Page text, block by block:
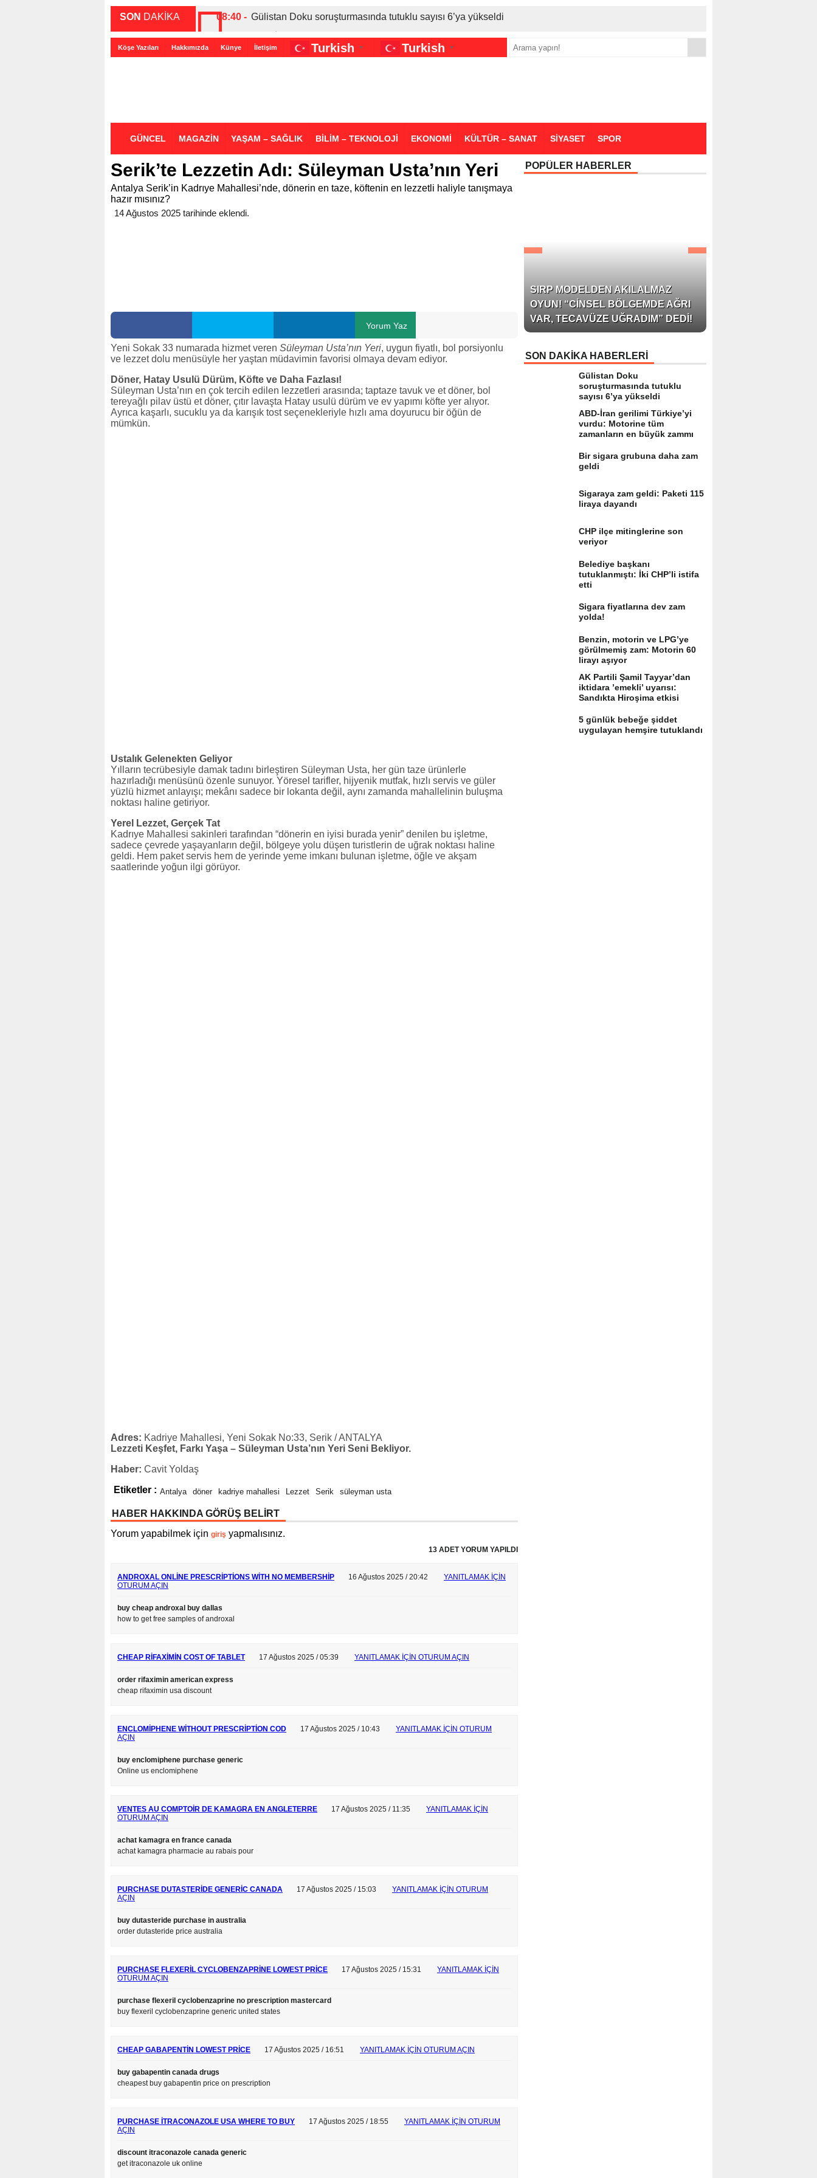
SON DAKİKA 08:40 - Gülistan Doku soruşturmasında tutuklu sayısı 6’ya yükseldi
00:27 - ABD-İran gerilimi Türkiye’yi vurdu: Motorine tüm zamanların en büyük zammı
00:35 - Bir sigara grubuna daha zam geldi
Köşe Yazıları Hakkımızda Künye İletişim Turkish ▼ Turkish ▼
GÜNCEL MAGAZİN YAŞAM – SAĞLIK BİLİM – TEKNOLOJİ EKONOMİ KÜLTÜR – SANAT SİYASET SPOR
Serik’te Lezzetin Adı: Süleyman Usta’nın Yeri
Antalya Serik’in Kadrıye Mahallesi’nde, dönerin en taze, köftenin en lezzetli haliyle tanışmaya
hazır mısınız?
14 Ağustos 2025 tarihinde eklendi.
Yorum Yaz
Yeni Sokak 33 numarada hizmet veren Süleyman Usta’nın Yeri, uygun fiyatlı, bol porsiyonlu
ve lezzet dolu menüsüyle her yaştan müdavimin favorisi olmaya devam ediyor.
Döner, Hatay Usulü Dürüm, Köfte ve Daha Fazlası!
Süleyman Usta’nın en çok tercih edilen lezzetleri arasında; taptaze tavuk ve et döner, bol
tereyağlı pilav üstü et döner, çıtır lavaşta Hatay usulü dürüm ve ev yapımı köfte yer alıyor.
Ayrıca kaşarlı, sucuklu ya da karışık tost seçenekleriyle hızlı ama doyurucu bir öğün de
mümkün.
Ustalık Gelenekten Geliyor
Yılların tecrübesiyle damak tadını birleştiren Süleyman Usta, her gün taze ürünlerle
hazırladığı menüsünü özenle sunuyor. Yöresel tarifler, hijyenik mutfak, hızlı servis ve güler
yüzlü hizmet anlayışı; mekânı sadece bir lokanta değil, aynı zamanda mahallelinin buluşma
noktası haline getiriyor.
Yerel Lezzet, Gerçek Tat
Kadrıye Mahallesi sakinleri tarafından “dönerin en iyisi burada yenir” denilen bu işletme,
sadece çevrede yaşayanların değil, bölgeye yolu düşen turistlerin de uğrak noktası haline
geldi. Hem paket servis hem de yerinde yeme imkanı bulunan işletme, öğle ve akşam
saatlerinde yoğun ilgi görüyor.
Adres: Kadriye Mahallesi, Yeni Sokak No:33, Serik / ANTALYA
Lezzeti Keşfet, Farkı Yaşa – Süleyman Usta’nın Yeri Seni Bekliyor.
Haber: Cavit Yoldaş
Etiketler : Antalya döner kadriye mahallesi Lezzet Serik süleyman usta
HABER HAKKINDA GÖRÜŞ BELİRT
Yorum yapabilmek için giriş yapmalısınız.
13 ADET YORUM YAPILDI
ANDROXAL ONLINE PRESCRIPTIONS WITH NO MEMBERSHIP 16 Ağustos 2025 / 20:42
YANITLAMAK IÇIN
OTURUM AÇIN
buy cheap androxal buy dallas
how to get free samples of androxal
CHEAP RIFAXIMIN COST OF TABLET 17 Ağustos 2025 / 05:39 YANITLAMAK IÇIN OTURUM AÇIN
order rifaximin american express
cheap rifaximin usa discount
ENCLOMIPHENE WITHOUT PRESCRIPTION COD 17 Ağustos 2025 / 10:43
YANITLAMAK IÇIN OTURUM
AÇIN
buy enclomiphene purchase generic
Online us enclomiphene
VENTES AU COMPTOIR DE KAMAGRA EN ANGLETERRE 17 Ağustos 2025 / 11:35
YANITLAMAK IÇIN
OTURUM AÇIN
achat kamagra en france canada
achat kamagra pharmacie au rabais pour
PURCHASE DUTASTERIDE GENERIC CANADA 17 Ağustos 2025 / 15:03
YANITLAMAK IÇIN OTURUM
AÇIN
buy dutasteride purchase in australia
order dutasteride price australia
PURCHASE FLEXERIL CYCLOBENZAPRINE LOWEST PRICE 17 Ağustos 2025 / 15:31
YANITLAMAK IÇIN
OTURUM AÇIN
purchase flexeril cyclobenzaprine no prescription mastercard
buy flexeril cyclobenzaprine generic united states
CHEAP GABAPENTIN LOWEST PRICE 17 Ağustos 2025 / 16:51 YANITLAMAK IÇIN OTURUM AÇIN
buy gabapentin canada drugs
cheapest buy gabapentin price on prescription
PURCHASE ITRACONAZOLE USA WHERE TO BUY 17 Ağustos 2025 / 18:55
YANITLAMAK IÇIN OTURUM
AÇIN
discount itraconazole canada generic
get itraconazole uk online
POPÜLER HABERLER
SIRP MODELDEN AKILALMAZ
OYUN! “CINSEL BÖLGEMDE AĞRI
VAR, TECAVÜZE UĞRADIM” DEDI!
SON DAKİKA HABERLERİ
Gülistan Doku
soruşturmasında tutuklu
sayısı 6’ya yükseldi
ABD-İran gerilimi Türkiye’yi
vurdu: Motorine tüm
zamanların en büyük zammı
Bir sigara grubuna daha zam
geldi
Sigaraya zam geldi: Paketi 115
liraya dayandı
CHP ilçe mitinglerine son
veriyor
Belediye başkanı
tutuklanmıştı: İki CHP’li istifa
etti
Sigara fiyatlarına dev zam
yolda!
Benzin, motorin ve LPG’ye
görülmemiş zam: Motorin 60
lirayı aşıyor
AK Partili Şamil Tayyar’dan
iktidara ’emekli’ uyarısı:
Sandıkta Hiroşima etkisi
5 günlük bebeğe şiddet
uygulayan hemşire tutuklandı